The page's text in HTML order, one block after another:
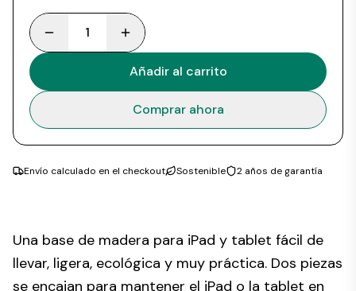
1
Añadir al carrito
Comprar ahora
Envío calculado en el checkout Sostenible 2 años de garantía
Una base de madera para iPad y tablet fácil de
llevar, ligera, ecológica y muy práctica. Dos piezas
se encajan para mantener el iPad o la tablet en